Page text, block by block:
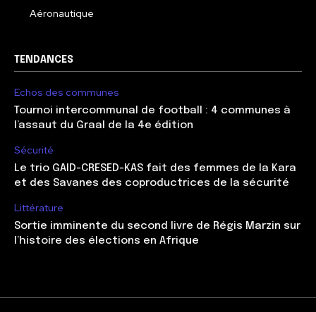
Aéronautique
TENDANCES
Echos des communes
Tournoi intercommunal de football : 4 communes à
l’assaut du Graal de la 4e édition
Sécurité
Le trio GAID-CRESED-KAS fait des femmes de la Kara
et des Savanes des coproductrices de la sécurité
Littérature
Sortie imminente du second livre de Régis Marzin sur
l’histoire des élections en Afrique